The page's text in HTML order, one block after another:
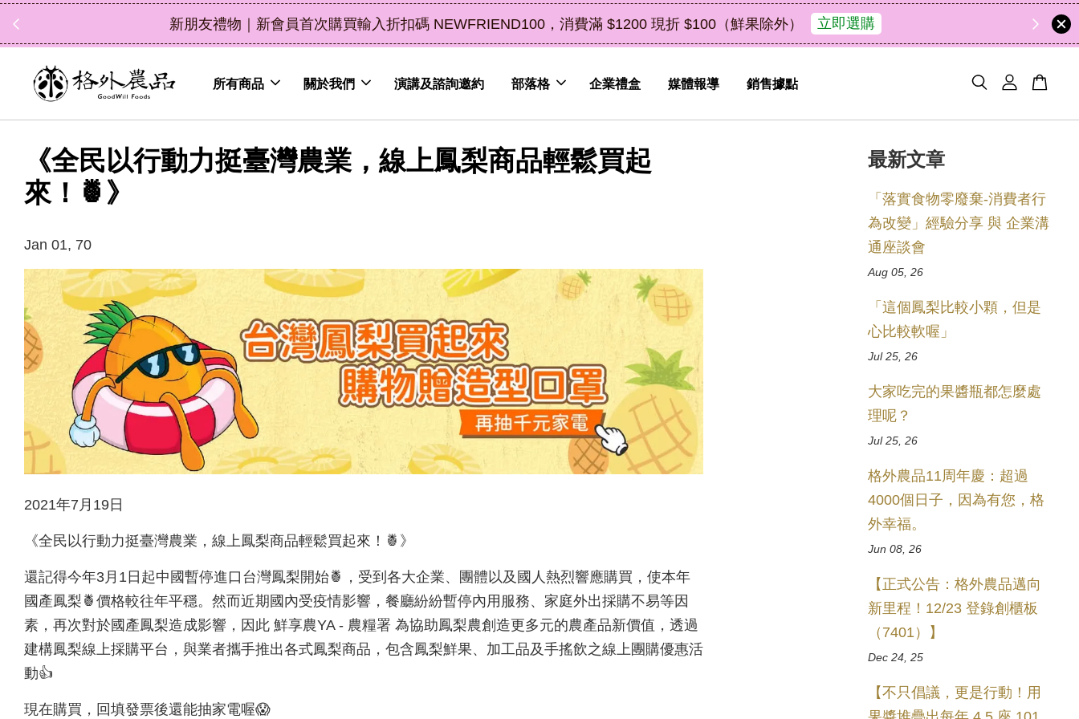
中秋禮盒新上市｜橘皮植萃永續好禮，解油去味・送禮自用兩相宜 了解詳情 47
天
20
小時
21
分鐘
25
秒
所有商品 關於我們 演講及諮詢邀約 部落格 企業禮盒 媒體報導 銷售據點
《全民以行動力挺臺灣農業，線上鳳梨商品輕鬆買起
來！🍍》
Jan 01, 70
2021年7月19日
《全民以行動力挺臺灣農業，線上鳳梨商品輕鬆買起來！🍍》
還記得今年3月1日起中國暫停進口台灣鳳梨開始🍍，受到各大企業、團體以及國人熱烈響應購買，使本年
國產鳳梨🍍價格較往年平穩。然而近期國內受疫情影響，餐廳紛紛暫停內用服務、家庭外出採購不易等因
素，再次對於國產鳳梨造成影響，因此 鮮享農YA - 農糧署 為協助鳳梨農創造更多元的農產品新價值，透過
建構鳳梨線上採購平台，與業者攜手推出各式鳳梨商品，包含鳳梨鮮果、加工品及手搖飲之線上團購優惠活
動👍
現在購買，回填發票後還能抽家電喔😱
最新文章
「落實食物零廢棄-消費者行
為改變」經驗分享 與 企業溝
通座談會
Aug 05, 26
「這個鳳梨比較小顆，但是
心比較軟喔」
Jul 25, 26
大家吃完的果醬瓶都怎麼處
理呢？
Jul 25, 26
格外農品11周年慶：超過
4000個日子，因為有您，格
外幸福。
Jun 08, 26
【正式公告：格外農品邁向
新里程！12/23 登錄創櫃板
（7401）】
Dec 24, 25
【不只倡議，更是行動！用